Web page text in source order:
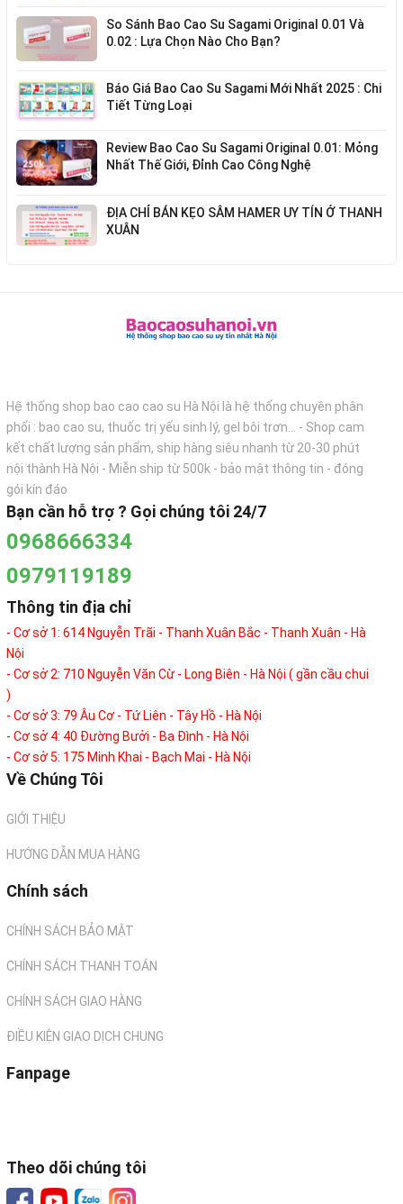
So Sánh Bao Cao Su Sagami Original 0.01 Và
0.02 : Lựa Chọn Nào Cho Bạn?
Báo Giá Bao Cao Su Sagami Mới Nhất 2025 : Chi
Tiết Từng Loại
Review Bao Cao Su Sagami Original 0.01: Mỏng
Nhất Thế Giới, Đỉnh Cao Công Nghệ
ĐỊA CHỈ BÁN KẸO SÂM HAMER UY TÍN Ở THANH
XUÂN
Hệ thống shop bao cao cao su Hà Nội là hệ thống chuyên phân
phối : bao cao su, thuốc trị yếu sinh lý, gel bôi trơn... - Shop cam
kết chất lượng sản phẩm, ship hàng siêu nhanh từ 20-30 phút
nội thành Hà Nội - Miễn ship từ 500k - bảo mật thông tin - đóng
gói kín đáo
Bạn cần hỗ trợ ? Gọi chúng tôi 24/7
0968666334
0979119189
Thông tin địa chỉ
- Cơ sở 1: 614 Nguyễn Trãi - Thanh Xuân Bắc - Thanh Xuân - Hà
Nội
- Cơ sở 2: 710 Nguyễn Văn Cừ - Long Biên - Hà Nội ( gần cầu chui
)
- Cơ sở 3: 79 Âu Cơ - Tứ Liên - Tây Hồ - Hà Nội
- Cơ sở 4: 40 Đường Bưởi - Ba Đình - Hà Nội
- Cơ sở 5: 175 Minh Khai - Bạch Mai - Hà Nội
Về Chúng Tôi
GIỚI THIỆU
HƯỚNG DẪN MUA HÀNG
Chính sách
CHÍNH SÁCH BẢO MẬT
CHÍNH SÁCH THANH TOÁN
CHÍNH SÁCH GIAO HÀNG
ĐIỀU KIỆN GIAO DỊCH CHUNG
Fanpage
Theo dõi chúng tôi